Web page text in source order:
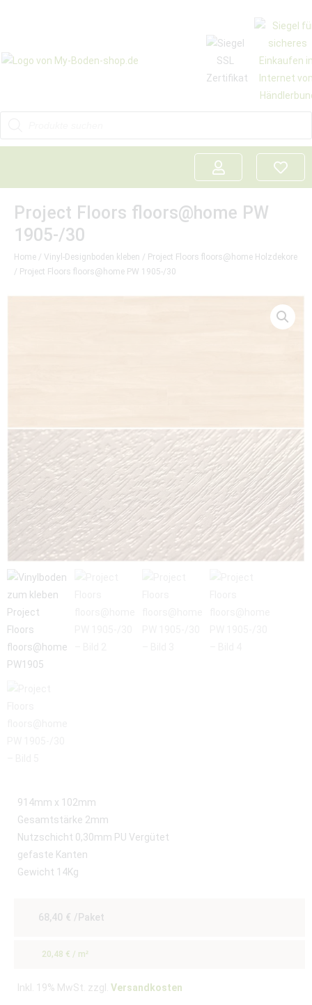
Project Floors floors@home PW
1905-/30
Home / Vinyl-Designboden kleben / Project Floors floors@home Holzdekore
/ Project Floors floors@home PW 1905-/30
914mm x 102mm
Gesamtstärke 2mm
Nutzschicht 0,30mm PU Vergütet
gefaste Kanten
Gewicht 14Kg
68,40 € /Paket
20,48 € / m²
Inkl. 19% MwSt. zzgl. Versandkosten